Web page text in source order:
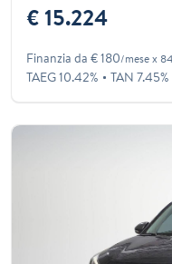
€ 15.224
Finanzia da € 180/mese x
TAEG 10.42% TAN 7.45%